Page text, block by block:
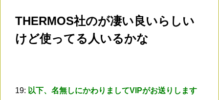
THERMOS社のが凄い良いらしい
けど使ってる人いるかな
19: 以下、名無しにかわりましてVIPがお送りします